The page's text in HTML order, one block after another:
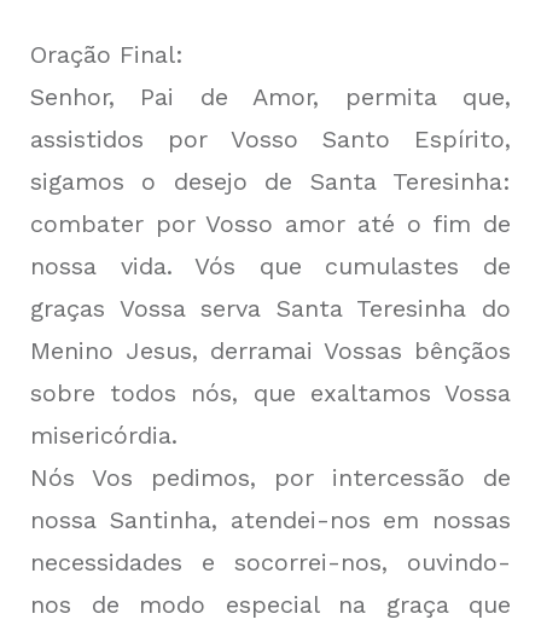
Oração Final:
Senhor, Pai de Amor, permita que,
assistidos por Vosso Santo Espírito,
sigamos o desejo de Santa Teresinha:
combater por Vosso amor até o fim de
nossa vida. Vós que cumulastes de
graças Vossa serva Santa Teresinha do
Menino Jesus, derramai Vossas bênçãos
sobre todos nós, que exaltamos Vossa
misericórdia.
Nós Vos pedimos, por intercessão de
nossa Santinha, atendei-nos em nossas
necessidades e socorrei-nos, ouvindo-
nos de modo especial na graça que